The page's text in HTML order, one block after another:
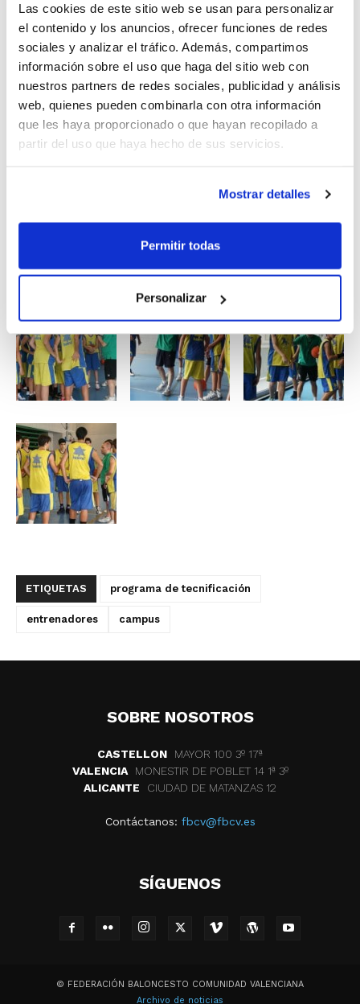
Las cookies de este sitio web se usan para personalizar
el contenido y los anuncios, ofrecer funciones de redes
sociales y analizar el tráfico. Además, compartimos
información sobre el uso que haga del sitio web con
nuestros partners de redes sociales, publicidad y análisis
web, quienes pueden combinarla con otra información
que les haya proporcionado o que hayan recopilado a
partir del uso que haya hecho de sus servicios.
Mostrar detalles
Permitir todas
Personalizar
actividad. Así, entrenadores como Isma Cantó, Roberto
Hernández, Chechu Mulero o Ángel Fernández tomarán
parte en diversas sesiones técnicas; sin olvidarnos de
jugadores y ex-jugadores con una intensa trayectoria
en el baloncesto español, como es el caso de Nacho
Rodilla, Víctor Luengo, Óscar Yebra, Marina Ferragut o
María Pina.
entrenando bajo la dirección de algunos de los
mejores profesionales de nuestro baloncesto.
ETIQUETAS programa de tecnificación
entrenadores campus
SOBRE NOSOTROS
CASTELLON
MAYOR 100 3º 17ª
VALENCIA
MONESTIR DE POBLET 14 1ª 3º
ALICANTE
CIUDAD DE MATANZAS 12
Contáctanos: fbcv@fbcv.es
SÍGUENOS
© FEDERACIÓN BALONCESTO COMUNIDAD VALENCIANA
Archivo de noticias